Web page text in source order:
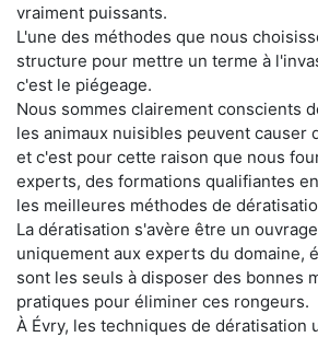
vraiment puissants.
L'une des méthodes que nous
structure pour mettre un terme à
c'est le piégeage.
Nous sommes clairement conscients
les animaux nuisibles peuvent causer
et c'est pour cette raison que nous
experts, des formations qualifiantes
les meilleures méthodes de
La dératisation s'avère être un
uniquement aux experts du domaine,
sont les seuls à disposer des bonnes
pratiques pour éliminer ces rongeurs.
À Évry, les techniques de dératisation